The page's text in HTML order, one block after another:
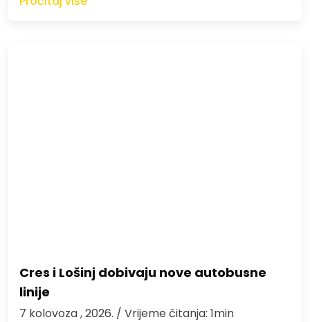
Cres i Lošinj dobivaju nove autobusne
linije
7 kolovoza , 2026. / Vrijeme čitanja: 1min